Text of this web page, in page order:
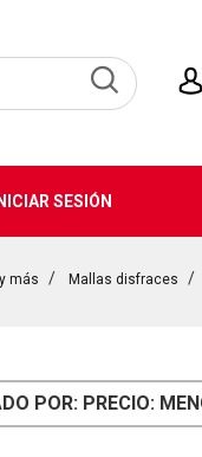
INICIAR SESIÓN
más Mallas disfraces
POR: PRECIO: